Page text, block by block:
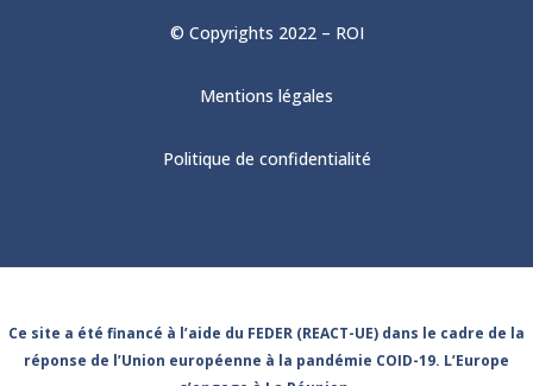
© Copyrights 2022 – ROI
Mentions légales
Politique de confidentialité
Ce site a été financé à l’aide du FEDER (REACT-UE) dans le cadre de la
réponse de l’Union européenne à la pandémie COID-19. L’Europe